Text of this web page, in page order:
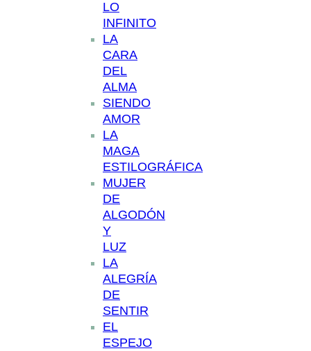
LO
INFINITO
LA
CARA
DEL
ALMA
SIENDO
AMOR
LA
MAGA
ESTILOGRÁFICA
MUJER
DE
ALGODÓN
Y
LUZ
LA
ALEGRÍA
DE
SENTIR
EL
ESPEJO